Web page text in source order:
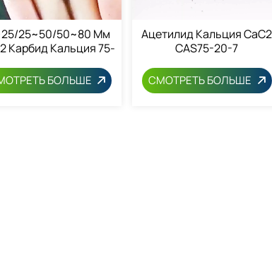
25~50/50~80 Мм
Карбид Кальция 75-
БОЛЬШЕ
Ацетилид Кальция CaC2
CAS75-20-7
СМОТРЕТЬ БОЛЬШЕ